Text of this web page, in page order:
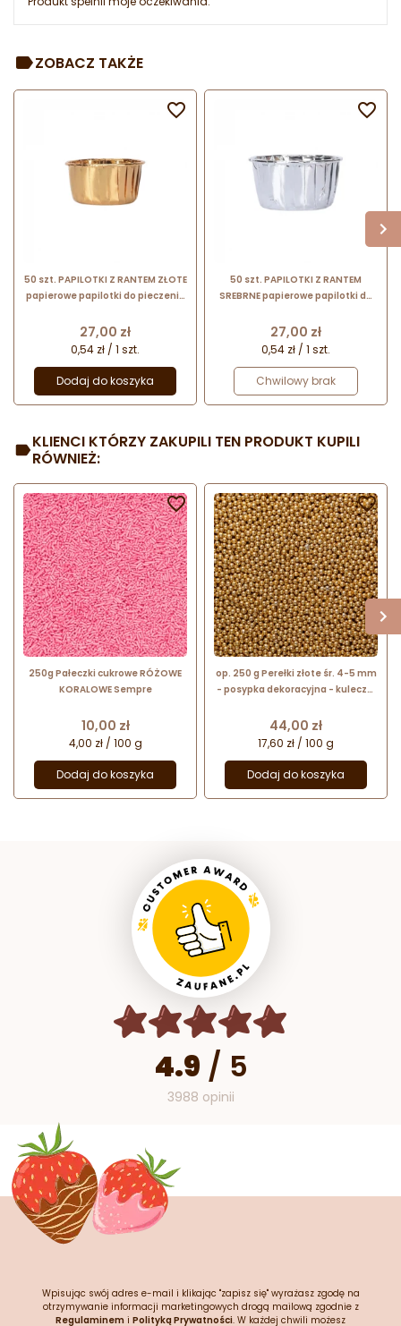
ZOBACZ TAKŻE
50 szt. PAPILOTKI Z RANTEM ZŁOTE
papierowe papilotki do pieczenia
złotym
Cena
27,00 zł
0,54 zł / 1 szt.
Dodaj do koszyka

50 szt. PAPILOTKI Z RANTEM
SREBRNE papierowe papilotki do
kolorze złotym
Cena
27,00 zł
0,54 zł / 1 szt.
Chwilowy brak

KLIENCI KTÓRZY ZAKUPILI TEN PRODUKT KUPILI
RÓWNIEŻ:
250g Pałeczki cukrowe RÓŻOWE
KORALOWE Sempre
Cena
10,00 zł
4,00 zł / 100 g
Dodaj do koszyka

op. 250 g Perełki złote śr. 4-5 mm
- posypka dekoracyjna - kuleczki
połyskiem
Cena
44,00 zł
17,60 zł / 100 g
Dodaj do koszyka

4.9 / 5
3988 opinii
Wpisując swój adres e-mail i klikając "zapisz się" wyrażasz zgodę na
otrzymywanie informacji marketingowych drogą mailową zgodnie z
Regulaminem i Polityką Prywatności. W każdej chwili możesz